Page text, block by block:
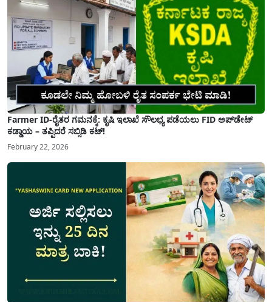
Farmer ID-ರೈತರ ಗಮನಕ್ಕೆ: ಕೃಷಿ ಇಲಾಖೆ ಸೌಲಭ್ಯ ಪಡೆಯಲು FID ಅಪ್‌ಡೇಟ್
ಕಡ್ಡಾಯ – ತಪ್ಪಿದರೆ ಸಬ್ಸಿಡಿ ಕಟ್!
February 22, 2026